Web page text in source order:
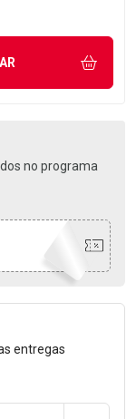
UNIDADE
no programa
entregas